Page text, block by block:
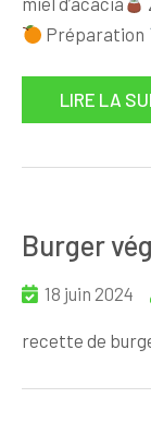
Préparation
LIRE LA
Burger
18 juin 2024
recette de